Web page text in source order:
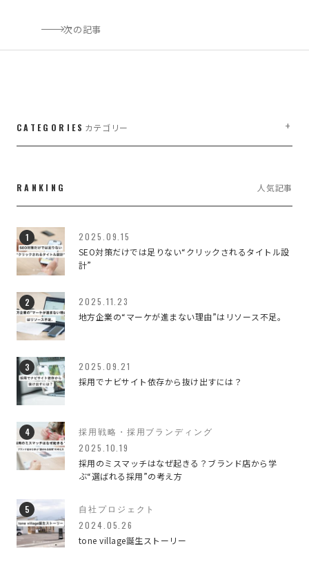
次の記事
CATEGORIES カテゴリー
LIFE WORK DESIGN 3
managementwork,branding
WEB・WEBブランディング 7
WEBのこと
イベント
デザインのこと
ブランディング
ブランディングデザイン
ブランディングのこと
仕事のこと
すべての記事
RANKING 人気記事
2025.09.15
SEO対策だけでは足りない“クリックされるタイトル設
計”
2025.11.23
地方企業の“マーケが進まない理由”はリソース不足。
2025.09.21
採用でナビサイト依存から抜け出すには？
採用戦略・採用ブランディング
2025.10.19
採用のミスマッチはなぜ起きる？ブランド店から学
ぶ“選ばれる採用”の考え方
自社プロジェクト
2024.05.26
tone village誕生ストーリー